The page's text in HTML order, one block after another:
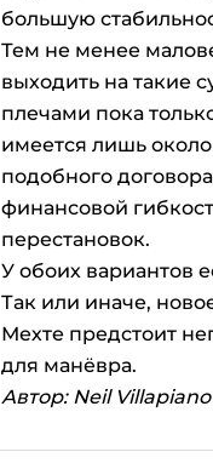
большую
Тем не менее
выходить на такие
плечами пока
имеется лишь
подобного
финансовой
перестановок.
У обоих вариантов
Так или иначе,
Мехте предстоит
для манёвра.
Автор: Neil Villapiano